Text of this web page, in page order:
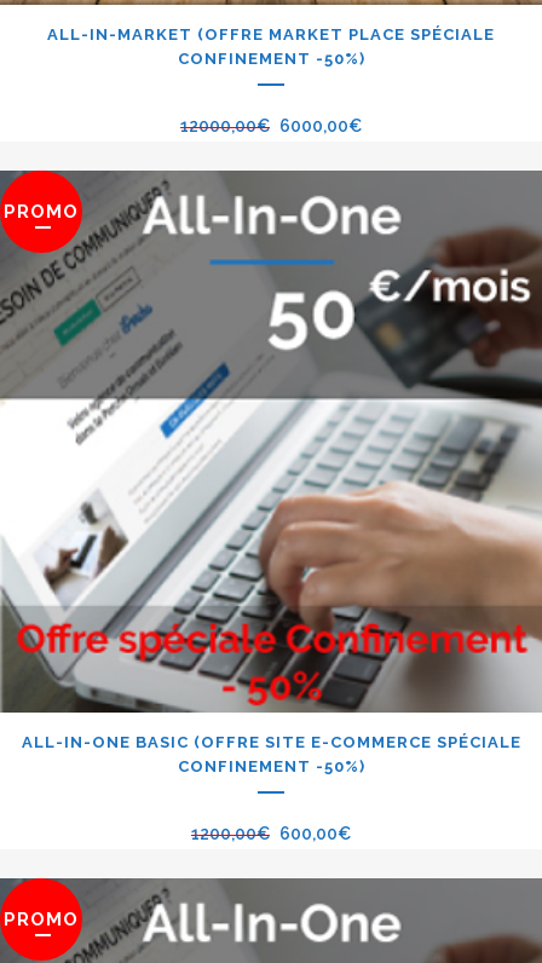
ALL-IN-MARKET (OFFRE MARKET PLACE SPÉCIALE
CONFINEMENT -50%)
12000,00€ 6000,00€
PROMO
ALL-IN-ONE BASIC (OFFRE SITE E-COMMERCE SPÉCIALE
CONFINEMENT -50%)
1200,00€ 600,00€
PROMO